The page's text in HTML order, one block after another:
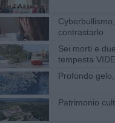
contrastarlo
Sei morti e
tempesta
Profondo
Patrimonio